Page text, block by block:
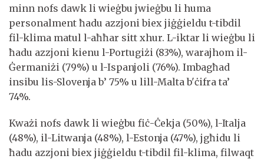
minn nofs dawk li wieġbu jwieġbu li huma
personalment ħadu azzjoni biex jiġġieldu t-tibdil
fil-klima matul l-aħħar sitt xhur. L-iktar li wieġbu li
ħadu azzjoni kienu l-Portugiżi (83%), warajhom il-
Ġermaniżi (79%) u l-Ispanjoli (76%). Imbagħad
insibu lis-Slovenja b’ 75% u lill-Malta b'ċifra ta’
74%.
Kważi nofs dawk li wieġbu fiċ-Ċekja (50%), l-Italja
(48%), il-Litwanja (48%), l-Estonja (47%), jgħidu li
ħadu azzjoni biex jiġġieldu t-tibdil fil-klima, filwaqt